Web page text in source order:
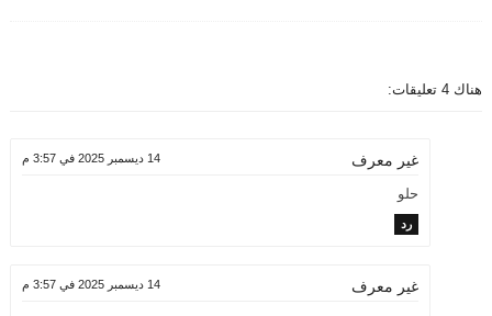
هناك 4 تعليقات:
غير معرف 14 ديسمبر 2025 في 3:57 م
حلو
رد
غير معرف 14 ديسمبر 2025 في 3:57 م